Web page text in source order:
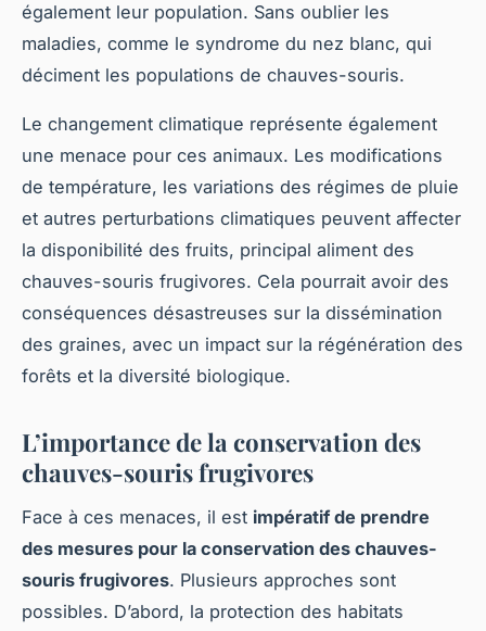
également leur population. Sans oublier les
maladies, comme le syndrome du nez blanc, qui
déciment les populations de chauves-souris.
Le changement climatique représente également
une menace pour ces animaux. Les modifications
de température, les variations des régimes de pluie
et autres perturbations climatiques peuvent affecter
la disponibilité des fruits, principal aliment des
chauves-souris frugivores. Cela pourrait avoir des
conséquences désastreuses sur la dissémination
des graines, avec un impact sur la régénération des
forêts et la diversité biologique.
L’importance de la conservation des
chauves-souris frugivores
Face à ces menaces, il est impératif de prendre
des mesures pour la conservation des chauves-
souris frugivores. Plusieurs approches sont
possibles. D’abord, la protection des habitats